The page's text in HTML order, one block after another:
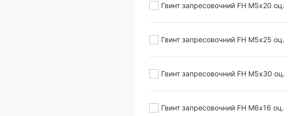
Гвинт запресовочний FH М5х20 оц.
Гвинт запресовочний FH М5х25 оц.
Гвинт запресовочний FH М5х30 оц.
Гвинт запресовочний FH М6х16 оц.